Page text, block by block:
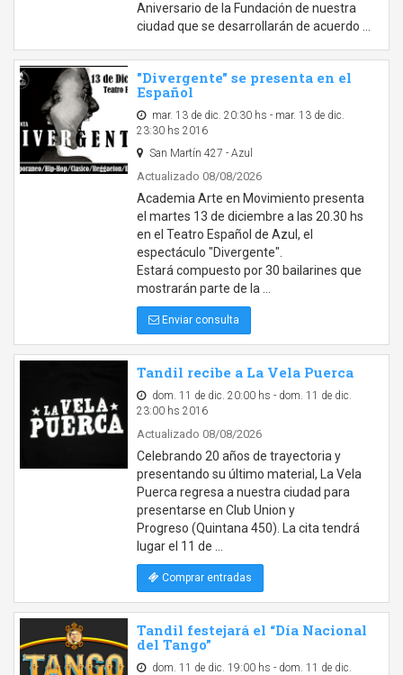
Aniversario de la Fundación de nuestra
ciudad que se desarrollarán de acuerdo …
"Divergente" se presenta en el
Español
mar. 13 de dic. 20:30 hs - mar. 13 de dic.
23:30 hs 2016
San Martín 427 - Azul
Actualizado 08/08/2026
Academia Arte en Movimiento presenta
el martes 13 de diciembre a las 20.30 hs
en el Teatro Español de Azul, el
espectáculo "Divergente".
Estará compuesto por 30 bailarines que
mostrarán parte de la …
Enviar consulta
Tandil recibe a La Vela Puerca
dom. 11 de dic. 20:00 hs - dom. 11 de dic.
23:00 hs 2016
Actualizado 08/08/2026
Celebrando 20 años de trayectoria y
presentando su último material, La Vela
Puerca regresa a nuestra ciudad para
presentarse en Club Union y
Progreso (Quintana 450). La cita tendrá
lugar el 11 de …
Comprar entradas
Tandil festejará el “Día Nacional
del Tango”
dom. 11 de dic. 19:00 hs - dom. 11 de dic.